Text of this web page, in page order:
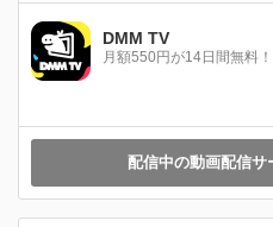
DMM TV
月額550円が14日間無料！
配信中の動画配信サ